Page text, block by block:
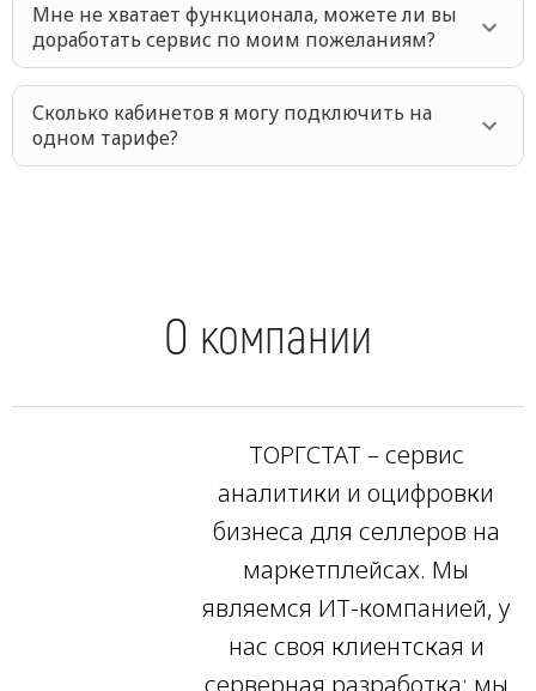
Мне не хватает функционала, можете ли вы
доработать сервис по моим пожеланиям?
Сколько кабинетов я могу подключить на
одном тарифе?
О компании
ТОРГСТАТ – сервис
аналитики и оцифровки
бизнеса для селлеров на
маркетплейсах. Мы
являемся ИТ-компанией, у
нас своя клиентская и